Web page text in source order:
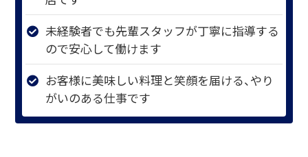
未経験者でも先輩スタッフが丁寧に指導する
ので安心して働けます
お客様に美味しい料理と笑顔を届ける、やり
がいのある仕事です